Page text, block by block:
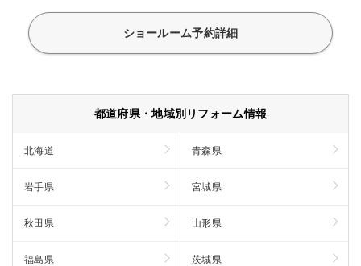
ショールーム予約詳細
都道府県・地域別リフォーム情報
北海道 青森県
岩手県 宮城県
秋田県 山形県
福島県 茨城県